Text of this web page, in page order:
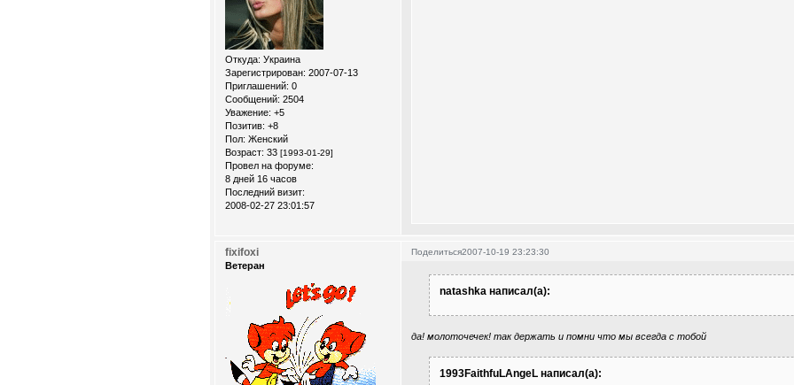
Откуда: Украина
Зарегистрирован: 2007-07-13
Приглашений: 0
Сообщений: 2504
Уважение: +5
Позитив: +8
Пол: Женский
Возраст: 33 [1993-01-29]
Провел на форуме:
8 дней 16 часов
Последний визит:
2008-02-27 23:01:57
Поделиться2007-10-19 23:23:30
fixifoxi
Ветеран
natashka написал(а):
да! молоточечек! так держать и помни что мы всегда с тобой
1993FaithfuLAngeL написал(а):